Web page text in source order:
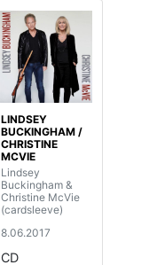
LINDSEY
BUCKINGHAM /
CHRISTINE
MCVIE
Lindsey
Buckingham &
Christine McVie
(cardsleeve)
8.06.2017
CD